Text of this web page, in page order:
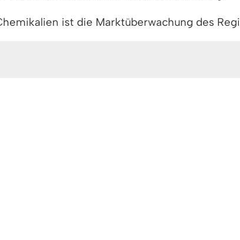
ist die Marktüberwachung des